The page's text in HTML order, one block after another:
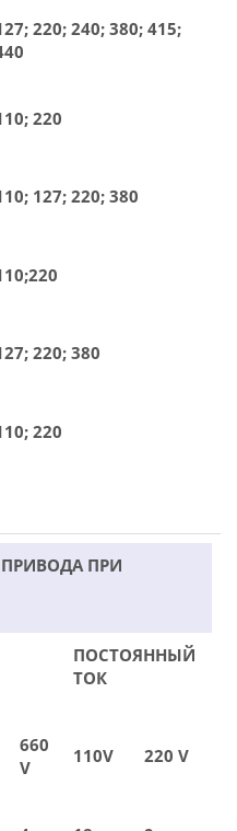
220; 240; 380; 415;
220
127; 220; 380
220; 380
220
ПРИ
ПОСТОЯННЫЙ
ТОК
660
V
110V 220 V